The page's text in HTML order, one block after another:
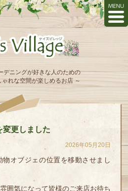
デニングが好きな人のための
れな空間が楽しめるお店 ～
変更しました
2026年05月20日
オブジェの位置を移動させまし
囲気になって皆様のご来店お待ち